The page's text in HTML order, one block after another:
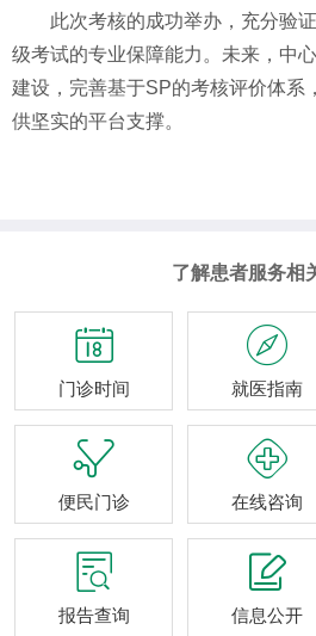
此次考核的成功举办，充分验
级考试的专业保障能力。未来，中
建设，完善基于SP的考核评价体系
供坚实的平台支撑。
了解患者服务相

门诊时间

就医指南

便民门诊

在线咨询

报告查询

信息公开